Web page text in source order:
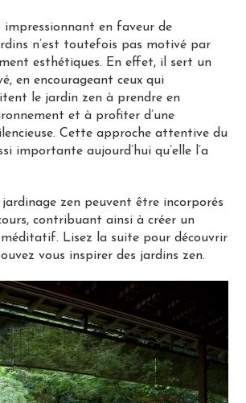
impressionnant en faveur de
n’est toutefois pas motivé par
esthétiques. En effet, il sert un
en encourageant ceux qui
le jardin zen à prendre en
et à profiter d’une
Cette approche attentive du
importante aujourd’hui qu’elle l’a
jardinage zen peuvent être incorporés
contribuant ainsi à créer un
méditatif. Lisez la suite pour découvrir
vous inspirer des jardins zen.